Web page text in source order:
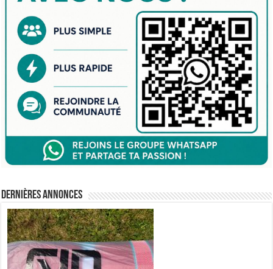
Dernières annonces